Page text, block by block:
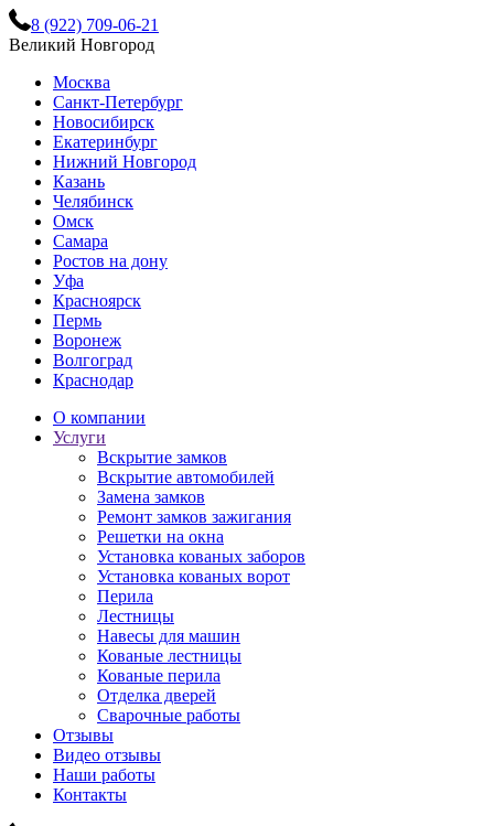
8 (922) 709-06-21
Великий Новгород
Москва
Санкт-Петербург
Новосибирск
Екатеринбург
Нижний Новгород
Казань
Челябинск
Омск
Самара
Ростов на дону
Уфа
Красноярск
Пермь
Воронеж
Волгоград
Краснодар
О компании
Услуги
Вскрытие замков
Вскрытие автомобилей
Замена замков
Ремонт замков зажигания
Решетки на окна
Установка кованых заборов
Установка кованых ворот
Перила
Лестницы
Навесы для машин
Кованые лестницы
Кованые перила
Отделка дверей
Сварочные работы
Отзывы
Видео отзывы
Наши работы
Контакты